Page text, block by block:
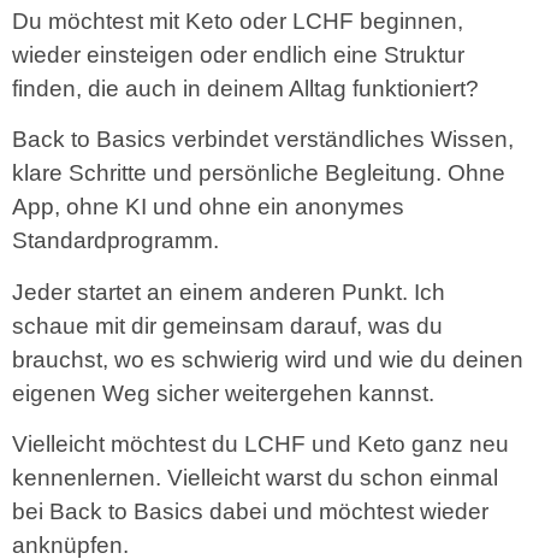
Du möchtest mit Keto oder LCHF beginnen,
wieder einsteigen oder endlich eine Struktur
finden, die auch in deinem Alltag funktioniert?
Back to Basics verbindet verständliches Wissen,
klare Schritte und persönliche Begleitung. Ohne
App, ohne KI und ohne ein anonymes
Standardprogramm.
Jeder startet an einem anderen Punkt. Ich
schaue mit dir gemeinsam darauf, was du
brauchst, wo es schwierig wird und wie du deinen
eigenen Weg sicher weitergehen kannst.
Vielleicht möchtest du LCHF und Keto ganz neu
kennenlernen. Vielleicht warst du schon einmal
bei Back to Basics dabei und möchtest wieder
anknüpfen.